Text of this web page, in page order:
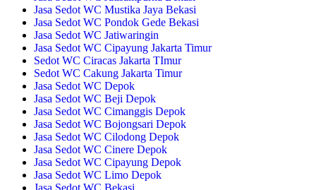
Jasa Sedot WC Mustika Jaya Bekasi
Jasa Sedot WC Pondok Gede Bekasi
Jasa Sedot WC Jatiwaringin
Jasa Sedot WC Cipayung Jakarta Timur
Sedot WC Ciracas Jakarta TImur
Sedot WC Cakung Jakarta Timur
Jasa Sedot WC Depok
Jasa Sedot WC Beji Depok
Jasa Sedot WC Cimanggis Depok
Jasa Sedot WC Bojongsari Depok
Jasa Sedot WC Cilodong Depok
Jasa Sedot WC Cinere Depok
Jasa Sedot WC Cipayung Depok
Jasa Sedot WC Limo Depok